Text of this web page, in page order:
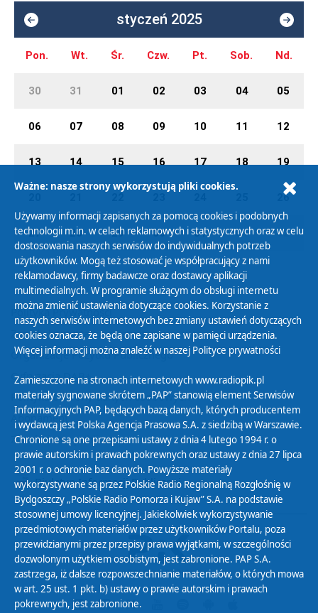
styczeń 2025
Pon. Wt. Śr. Czw. Pt. Sob. Nd.
30 31 01 02 03 04 05
06 07 08 09 10 11 12
13 14 15 16 17 18 19
26
27 28 29 30 31 01 02
Polityka Prywatności
Zasady korzystania z Serwisu
Organizacje Pożytku Publicznego
Cyfryzacja DAB+
Polityka ochrony danych osobowych
Abonament
Zamówienia publiczne
Biuletyn Informacji Publicznej
Ważne: nasze strony wykorzystują pliki cookies.
Używamy informacji zapisanych za pomocą cookies i podobnych
technologii m.in. w celach reklamowych i statystycznych oraz w celu
dostosowania naszych serwisów do indywidualnych potrzeb
użytkowników. Mogą też stosować je współpracujący z nami
reklamodawcy, firmy badawcze oraz dostawcy aplikacji
multimedialnych. W programie służącym do obsługi internetu
można zmienić ustawienia dotyczące cookies. Korzystanie z
naszych serwisów internetowych bez zmiany ustawień dotyczących
cookies oznacza, że będą one zapisane w pamięci urządzenia.
Więcej informacji można znaleźć w naszej Polityce prywatności
Zamieszczone na stronach internetowych www.radiopik.pl
materiały sygnowane skrótem „PAP” stanowią element Serwisów
Informacyjnych PAP, będących bazą danych, których producentem
i wydawcą jest Polska Agencja Prasowa S.A. z siedzibą w Warszawie.
Chronione są one przepisami ustawy z dnia 4 lutego 1994 r. o
prawie autorskim i prawach pokrewnych oraz ustawy z dnia 27 lipca
2001 r. o ochronie baz danych. Powyższe materiały
wykorzystywane są przez Polskie Radio Regionalną Rozgłośnię w
Bydgoszczy „Polskie Radio Pomorza i Kujaw” S.A. na podstawie
stosownej umowy licencyjnej. Jakiekolwiek wykorzystywanie
przedmiotowych materiałów przez użytkowników Portalu, poza
przewidzianymi przez przepisy prawa wyjątkami, w szczególności
dozwolonym użytkiem osobistym, jest zabronione. PAP S.A.
zastrzega, iż dalsze rozpowszechnianie materiałów, o których mowa
w art. 25 ust. 1 pkt. b) ustawy o prawie autorskim i prawach
pokrewnych, jest zabronione.